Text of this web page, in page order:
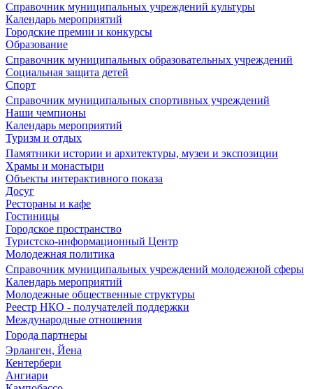
Справочник муниципальных учреждений культуры
Календарь мероприятий
Городские премии и конкурсы
Образование
Справочник муниципальных образовательных учреждений
Социальная защита детей
Спорт
Справочник муниципальных спортивных учреждений
Наши чемпионы
Календарь мероприятий
Туризм и отдых
Памятники истории и архитектуры, музеи и экспозиции
Храмы и монастыри
Объекты интерактивного показа
Досуг
Рестораны и кафе
Гостиницы
Городское пространство
Туристско-информационный Центр
Молодежная политика
Справочник муниципальных учреждений молодежной сферы
Календарь мероприятий
Молодежные общественные структуры
Реестр НКО - получателей поддержки
Международные отношения
Города партнеры
Эрланген, Йена
Кентербери
Ангиари